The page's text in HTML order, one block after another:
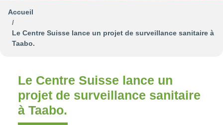
Accueil
Le Centre Suisse lance un projet de surveillance sanitaire à
Taabo.
Le Centre Suisse lance un
projet de surveillance sanitaire
à Taabo.